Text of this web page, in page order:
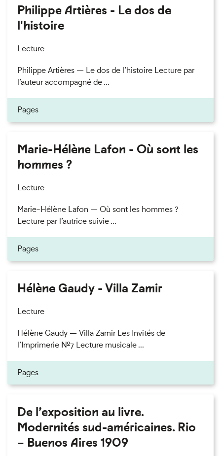
Philippe Artières - Le dos de
l'histoire
Lecture
Philippe Artières — Le dos de l’histoire Lecture par
l’auteur accompagné de ...
Pages
Marie-Hélène Lafon - Où sont les
hommes ?
Lecture
Marie-Hélène Lafon — Où sont les hommes ?
Lecture par l’autrice suivie ...
Pages
Hélène Gaudy - Villa Zamir
Lecture
Hélène Gaudy — Villa Zamir Les Invités de
l’Imprimerie n°7 Lecture musicale ...
Pages
De l’exposition au livre.
Modernités sud-américaines. Rio
– Buenos Aires 1909